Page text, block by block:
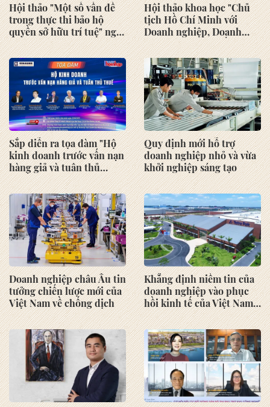
Hội thảo "Một số vấn đề
trong thực thi bảo hộ
quyền sở hữu trí tuệ" ngày
10/10/2025 tại Khách sạn
Sheraton Saigon Grand
Opera
Hội thảo khoa học "Chủ
tịch Hồ Chí Minh với
Doanh nghiệp, Doanh
nhân - Từ ký ức đến khát
vọng vươn mình kiến
quốc" ngày 01/10/2025
Sắp diễn ra tọa đàm "Hộ
kinh doanh trước vấn nạn
hàng giả và tuân thủ
thuế"
Quy định mới hỗ trợ
doanh nghiệp nhỏ và vừa
khởi nghiệp sáng tạo
Doanh nghiệp châu Âu tin
tưởng chiến lược mới của
Việt Nam về chống dịch
Khẳng định niềm tin của
doanh nghiệp vào phục
hồi kinh tế của Việt Nam
sau đại dịch